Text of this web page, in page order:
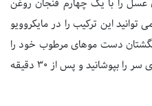
این ترکیب را در مایکروویو
کمک انگشتان دست موهای مرطوب خود را
به این مخلوط آغشته کرده و با حوله ای سر را بپوشانید و پس از ۳۰ دقیقه